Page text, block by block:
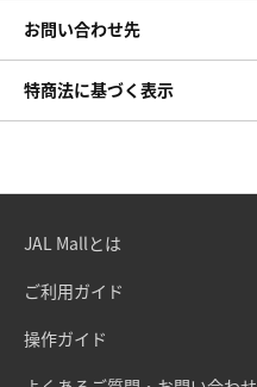
お問い合わせ先
特商法に基づく表示
JAL Mallとは
ご利用ガイド
操作ガイド